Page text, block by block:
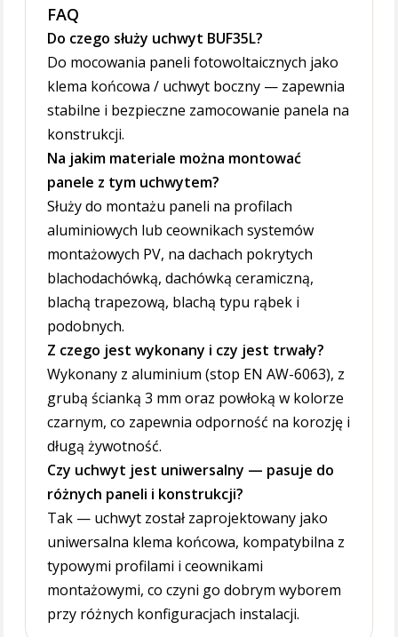
FAQ
Do czego służy uchwyt BUF35L?
Do mocowania paneli fotowoltaicznych jako
klema końcowa / uchwyt boczny — zapewnia
stabilne i bezpieczne zamocowanie panela na
konstrukcji.
Na jakim materiale można montować
panele z tym uchwytem?
Służy do montażu paneli na profilach
aluminiowych lub ceownikach systemów
montażowych PV, na dachach pokrytych
blachodachówką, dachówką ceramiczną,
blachą trapezową, blachą typu rąbek i
podobnych.
Z czego jest wykonany i czy jest trwały?
Wykonany z aluminium (stop EN AW-6063), z
grubą ścianką 3 mm oraz powłoką w kolorze
czarnym, co zapewnia odporność na korozję i
długą żywotność.
Czy uchwyt jest uniwersalny — pasuje do
różnych paneli i konstrukcji?
Tak — uchwyt został zaprojektowany jako
uniwersalna klema końcowa, kompatybilna z
typowymi profilami i ceownikami
montażowymi, co czyni go dobrym wyborem
przy różnych konfiguracjach instalacji.